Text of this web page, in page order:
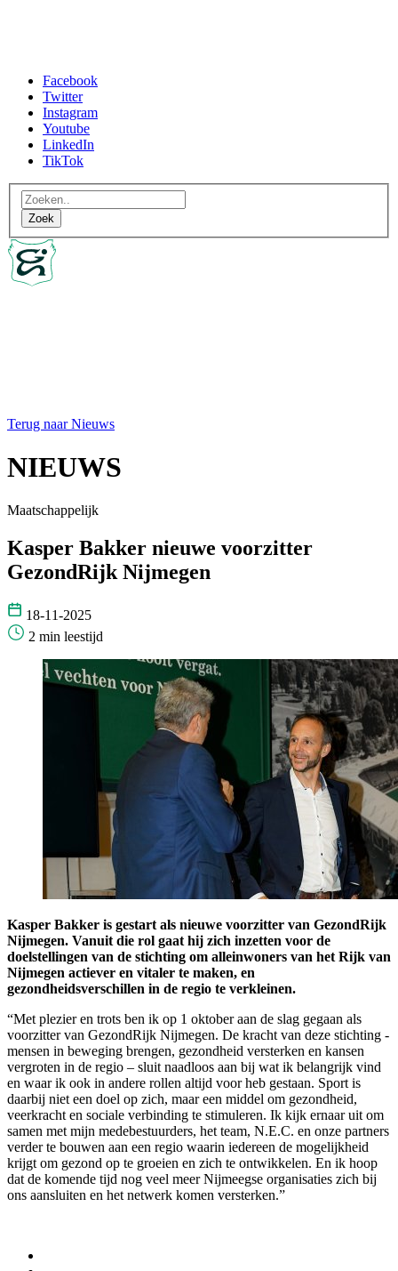
Facebook
Twitter
Instagram
Youtube
LinkedIn
TikTok
Terug naar Nieuws
NIEUWS
Maatschappelijk
Kasper Bakker nieuwe voorzitter
GezondRijk Nijmegen
18-11-2025
2 min leestijd
Kasper Bakker is gestart als nieuwe voorzitter van GezondRijk
Nijmegen. Vanuit die rol gaat hij zich inzetten voor de
doelstellingen van de stichting om alleinwoners van het Rijk van
Nijmegen actiever en vitaler te maken, en
gezondheidsverschillen in de regio te verkleinen.
“Met plezier en trots ben ik op 1 oktober aan de slag gegaan als
voorzitter van GezondRijk Nijmegen. De kracht van deze stichting -
mensen in beweging brengen, gezondheid versterken en kansen
vergroten in de regio – sluit naadloos aan bij wat ik belangrijk vind
en waar ik ook in andere rollen altijd voor heb gestaan. Sport is
daarbij niet een doel op zich, maar een middel om gezondheid,
veerkracht en sociale verbinding te stimuleren. Ik kijk ernaar uit om
samen met mijn medebestuurders, het team, N.E.C. en onze partners
verder te bouwen aan een regio waarin iedereen de mogelijkheid
krijgt om gezond op te groeien en zich te ontwikkelen. En ik hoop
dat de komende tijd nog veel meer Nijmeegse organisaties zich bij
ons aansluiten en het netwerk komen versterken.”